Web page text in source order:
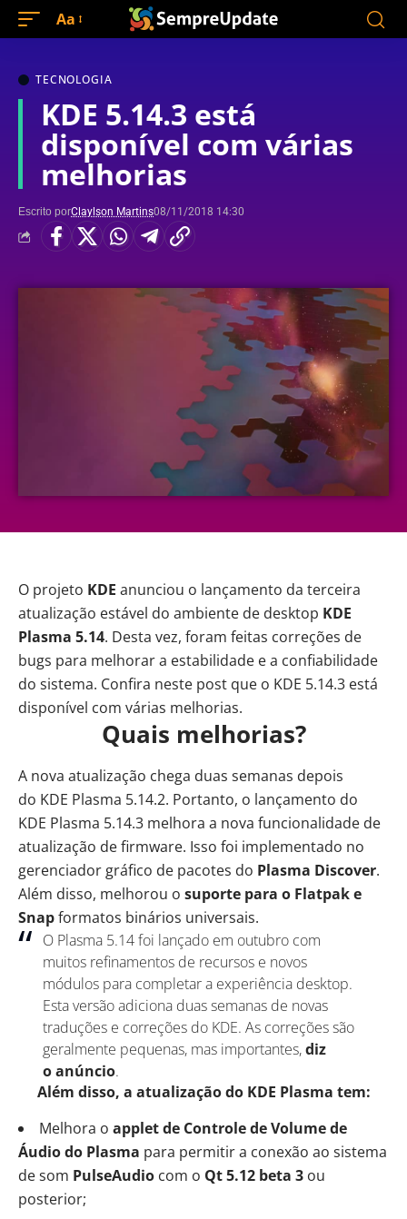
Aa
TECNOLOGIA
KDE 5.14.3 está
disponível com várias
melhorias
Escrito porClaylson Martins08/11/2018 14:30
O projeto KDE anunciou o lançamento da terceira
atualização estável do ambiente de desktop KDE
Plasma 5.14. Desta vez, foram feitas correções de
bugs para melhorar a estabilidade e a confiabilidade
do sistema. Confira neste post que o KDE 5.14.3 está
disponível com várias melhorias.
Quais melhorias?
A nova atualização chega duas semanas depois
do KDE Plasma 5.14.2. Portanto, o lançamento do
KDE Plasma 5.14.3 melhora a nova funcionalidade de
atualização de firmware. Isso foi implementado no
gerenciador gráfico de pacotes do Plasma Discover.
Além disso, melhorou o suporte para o Flatpak e
Snapformatos binários universais.
O Plasma 5.14 foi lançado em outubro com
muitos refinamentos de recursos e novos
módulos para completar a experiência desktop.
Esta versão adiciona duas semanas de novas
traduções e correções do KDE. As correções são
geralmente pequenas, mas importantes,diz
oanúncio.
Além disso, a atualização do KDE Plasma tem:
Melhora o applet de Controle de Volume de
Áudio do Plasma para permitir a conexão ao sistema
de som PulseAudio com o Qt 5.12 beta 3 ou
posterior;